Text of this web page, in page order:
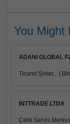
You Might
ADANI GLOBAL
Ticaret Şirket... |
INTTRADE LTDA
Çelik Servis